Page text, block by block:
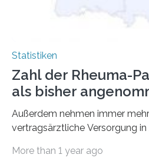
Statistiken
Zahl der Rheuma-
als bisher
Außerdem nehmen immer
vertragsärztliche Versorgung
More than 1 year ago